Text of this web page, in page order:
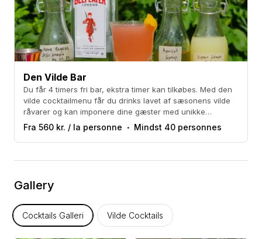
Den Vilde Bar
Du får 4 timers fri bar, ekstra timer kan tilkøbes. Med den
vilde cocktailmenu får du drinks lavet af sæsonens vilde
råvarer og kan imponere dine gæster med unikke
smagsoplevelser direkte fra naturen.
Fra 560 kr. / la personne Mindst 40 personnes
Gallery
Cocktails Galleri Vilde Cocktails